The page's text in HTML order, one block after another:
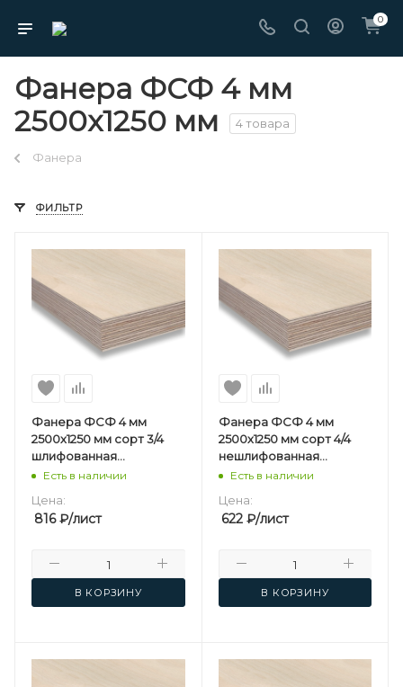
0
Фанера ФСФ 4 мм
2500х1250 мм
4 товара
Фанера
ФИЛЬТР
Фанера ФСФ 4 мм
2500х1250 мм сорт 3/4
шлифованная
березовая
Есть в наличии
Цена:
816₽/лист
В КОРЗИНУ
Фанера ФСФ 4 мм
2500х1250 мм сорт 4/4
нешлифованная
березовая
Есть в наличии
Цена:
622₽/лист
В КОРЗИНУ